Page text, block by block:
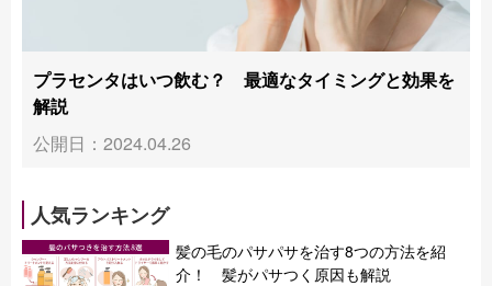
プラセンタはいつ飲む？ 最適なタイミングと効果を
解説
公開日：2024.04.26
人気ランキング
髪の毛のパサパサを治す8つの方法を紹
介！ 髪がパサつく原因も解説